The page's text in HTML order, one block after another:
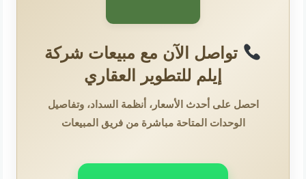
تواصل الآن مع مبيعات شركة
إيلم للتطوير العقاري
احصل على أحدث الأسعار، أنظمة السداد، وتفاصيل
الوحدات المتاحة مباشرة من فريق المبيعات